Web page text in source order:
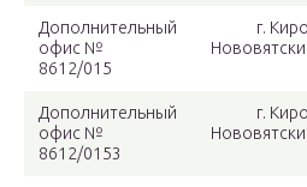
Дополнительный
офис №
8612/015
г.
Дополнительный
офис №
8612/0153
г.